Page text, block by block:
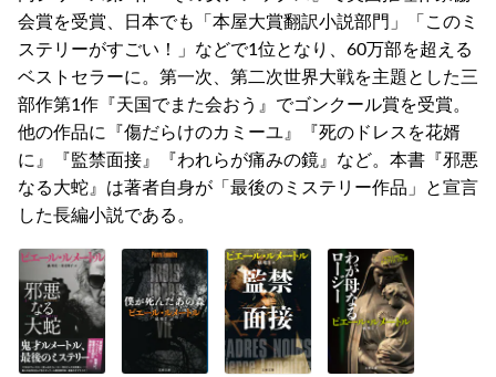
会賞を受賞、日本でも「本屋大賞翻訳小説部門」「このミ
ステリーがすごい！」などで1位となり、60万部を超える
ベストセラーに。第一次、第二次世界大戦を主題とした三
部作第1作『天国でまた会おう』でゴンクール賞を受賞。
他の作品に『傷だらけのカミーユ』『死のドレスを花婿
に』『監禁面接』『われらが痛みの鏡』など。本書『邪悪
なる大蛇』は著者自身が「最後のミステリー作品」と宣言
した長編小説である。